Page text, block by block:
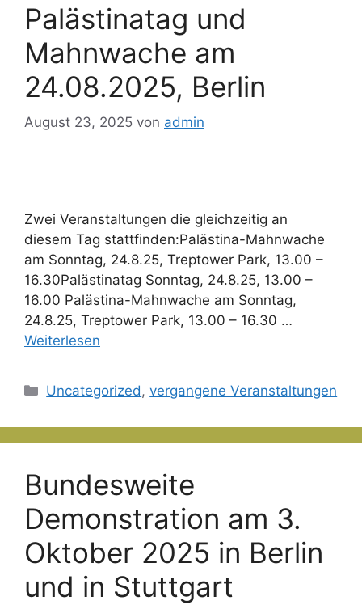
Palästinatag und
Mahnwache am
24.08.2025, Berlin
August 23, 2025 von admin
Zwei Veranstaltungen die gleichzeitig an
diesem Tag stattfinden:Palästina-Mahnwache
am Sonntag, 24.8.25, Treptower Park, 13.00 –
16.30Palästinatag Sonntag, 24.8.25, 13.00 –
16.00 Palästina-Mahnwache am Sonntag,
24.8.25, Treptower Park, 13.00 – 16.30 …
Weiterlesen
Kategorien
Uncategorized,vergangene Veranstaltungen
Bundesweite
Demonstration am 3.
Oktober 2025 in Berlin
und in Stuttgart